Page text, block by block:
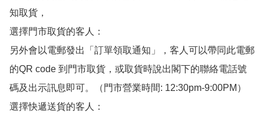
知取貨，
選擇門市取貨的客人：
另外會以電郵發出「訂單領取通知」，客人可以帶同此電郵
的QR code 到門市取貨，或取貨時說出閣下的聯絡電話號
碼及出示訊息即可。（門市營業時間: 12:30pm-9:00PM）
選擇快遞送貨的客人：